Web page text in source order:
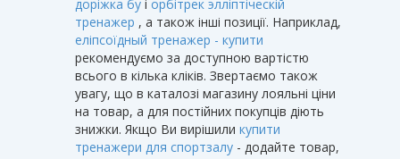
доріжка бу і орбітрек элліптіческій
тренажер , а також інші позиції. Наприклад,
еліпсоїдный тренажер - купити
рекомендуємо за доступною вартістю
всього в кілька кліків. Звертаємо також
увагу, що в каталозі магазину лояльні ціни
на товар, а для постійних покупців діють
знижки. Якщо Ви вирішили купити
тренажери для спортзалу - додайте товар,